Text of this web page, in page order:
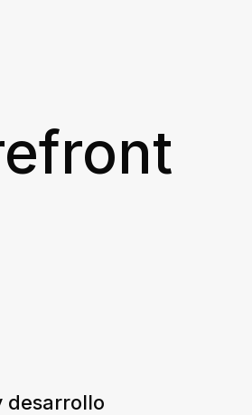
desarrollo